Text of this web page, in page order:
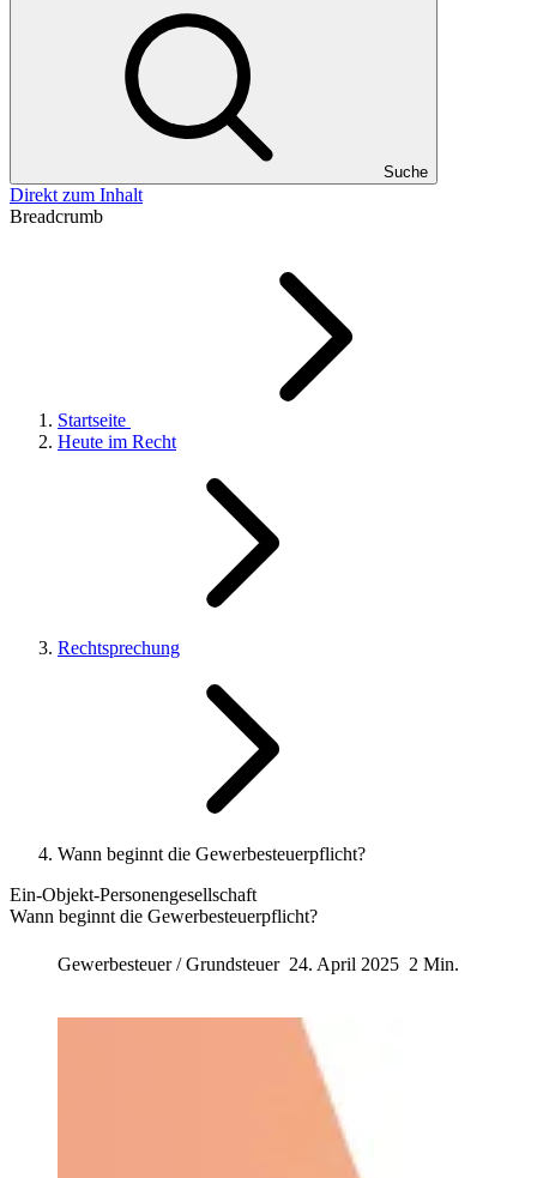
Suche
Direkt zum Inhalt
Breadcrumb
Startseite
Heute im Recht
Rechtsprechung
Wann beginnt die Gewerbesteuerpflicht?
Ein-Objekt-Personengesellschaft
Wann beginnt die Gewerbesteuerpflicht?
Gewerbesteuer / Grundsteuer 24. April 2025 2 Min.